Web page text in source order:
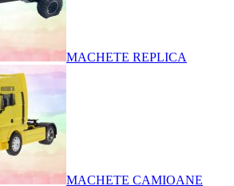
MACHETE REPLICA
MACHETE CAMIOANE